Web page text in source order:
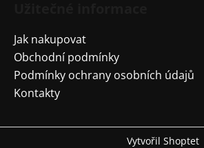
Jak nakupovat
Obchodní podmínky
Podmínky ochrany osobních údajů
Kontakty
Vytvořil Shoptet